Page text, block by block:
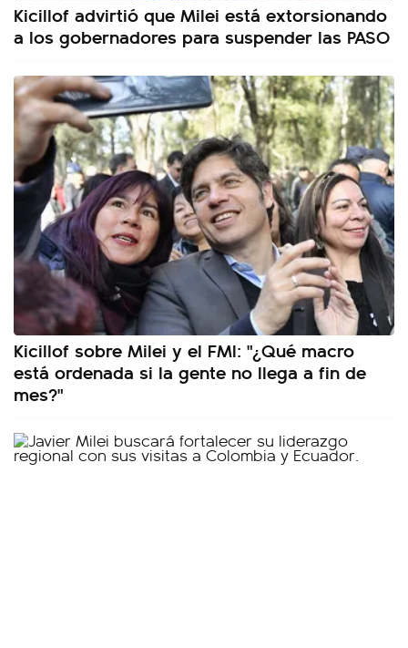
Kicillof advirtió que Milei está extorsionando
a los gobernadores para suspender las PASO
Kicillof sobre Milei y el FMI: "¿Qué macro
está ordenada si la gente no llega a fin de
mes?"